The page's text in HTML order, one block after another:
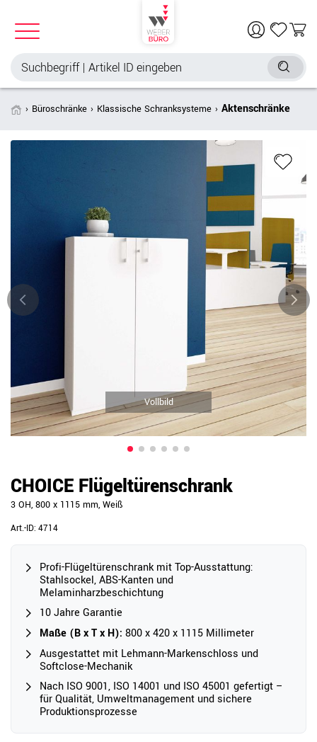
Büroschränke Klassische Schranksysteme Aktenschränke
Vollbild
CHOICE Flügeltürenschrank
3 OH, 800 x 1115 mm, Weiß
Art.-ID: 4714
Profi-Flügeltürenschrank mit Top-Ausstattung:
Stahlsockel, ABS-Kanten und
Melaminharzbeschichtung
10 Jahre Garantie
Maße (B x T x H): 800 x 420 x 1115 Millimeter
Ausgestattet mit Lehmann-Markenschloss und
Softclose-Mechanik
Nach ISO 9001, ISO 14001 und ISO 45001 gefertigt –
für Qualität, Umweltmanagement und sichere
Produktionsprozesse